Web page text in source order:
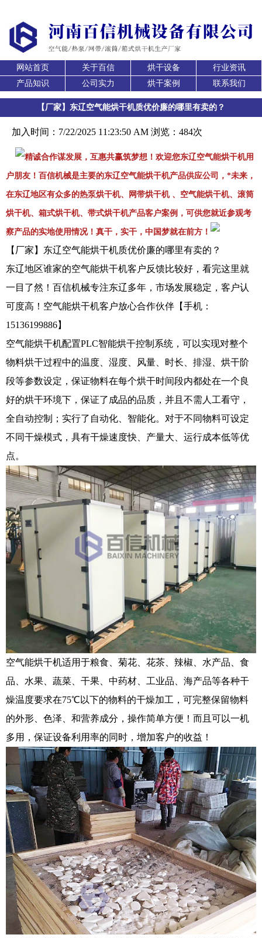
网站首页 关于百信 烘干设备
行业资讯
产品知识
公司实力 烘干案例 联系我们
【厂家】东辽空气能烘干机质优价廉的哪里有卖的？
加入时间：7/22/2025 11:23:50 AM 浏览：484次
精诚合作谋发展，互惠共赢筑梦想！欢迎您东辽空气能烘干机用
户朋友！百信机械是主要的东辽空气能烘干机产品供应公司，*未来，
在东辽地区有众多的热泵烘干机、网带烘干机 、空气能烘干机、滚筒
烘干机、箱式烘干机、带式烘干机产品客户案例，可供您就近参观考
察产品的实地使用情况！真干，实干，中国梦就在前方！
【厂家】东辽空气能烘干机质优价廉的哪里有卖的？
东辽地区谁家的空气能烘干机客户反馈比较好，看完这里就
一目了然！百信机械专注东辽多年，市场发展稳定，客户认
可度高！空气能烘干机客户放心合作伙伴【手机：
15136199886】
空气能烘干机配置PLC智能烘干控制系统，可以实现对整个
物料烘干过程中的温度、湿度、风量、时长、排湿、烘干阶
段等参数设定，保证物料在每个烘干时间段内都处在一个良
好的烘干环境下，保证了成品的品质，并且不需人工看守，
全自动控制；实行了自动化、智能化。对于不同物料可设定
不同干燥模式，具有干燥速度快、产量大、运行成本低等优
点。
空气能烘干机适用于粮食、菊花、花茶、辣椒、水产品、食
品、水果、蔬菜、干果、中药材、工业品、海产品等各种干
燥温度要求在75℃以下的物料的干燥加工，可完整保留物料
的外形、色泽、和营养成分，操作简单方便！而且可以一机
多用，保证设备利用率的同时，增加客户的收益！